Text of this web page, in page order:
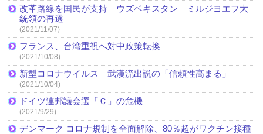
改革路線を国民が支持 ウズベキスタン ミルジヨエフ大
統領の再選
(2021/11/07)
フランス、台湾重視へ対中政策転換
(2021/10/08)
新型コロナウイルス 武漢流出説の「信頼性高まる」
(2021/10/04)
ドイツ連邦議会選「Ｃ」の危機
(2021/9/29)
デンマーク コロナ規制を全面解除、80％超がワクチン接種